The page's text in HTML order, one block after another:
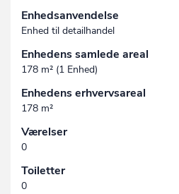
Enhedsanvendelse
Enhed til detailhandel
Enhedens samlede areal
178 m² (1 Enhed)
Enhedens erhvervsareal
178 m²
Værelser
0
Toiletter
0